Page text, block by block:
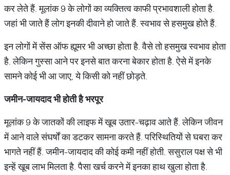
कर लेते हैं. मूलांक 9 के लोगों का व्यक्तित्व काफी प्रभावशाली होता है.
जहां भी जाते हैं लोग इनकी दीवाने हो जाते हैं. स्वभाव से हसमुख होते हैं.
इन लोगों में सेंस ऑफ ह्यूमर भी अच्छा होता है. वैसे तो हसमुख स्वभाव होता
है. लेकिन गुस्सा आने पर इनसे बात करना बेकार होता है. ऐसे में इनके
सामने कोई भी आ जाए, ये किसी को नहीं छोड़ते.
जमीन-जायदादभीहोतीहैभरपूर
मूलांक 9 के जातकों की लाइफ में खूब उतार-चढ़ाव आते हैं. लेकिन जीवन
में आने वाले संघर्षों का डटकर सामना करते हैं. परिस्थितियों से घबरा कर
भागते नहीं हैं. जमीन-जायदाद की कोई कमी नहीं होती. ससुराल पक्ष से भी
इन्हें खूब लाभ मिलता है. पैसा खर्च करने में इनका हाथ खुला होता है.